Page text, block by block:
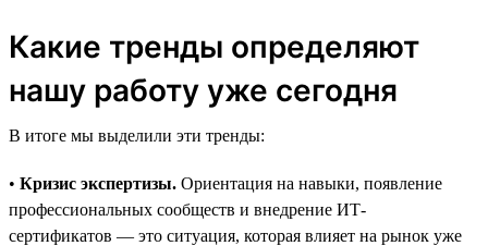
Какие тренды определяют
нашу работу уже сегодня
В итоге мы выделили эти тренды:
• Кризис экспертизы. Ориентация на навыки, появление
профессиональных сообществ и внедрение ИТ-
сертификатов — это ситуация, которая влияет на рынок уже